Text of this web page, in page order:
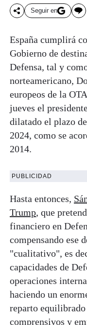
Seguir en
España cumplirá
Gobierno de
Defensa, tal y
norteamericano,
europeos de la
jueves el
dilatado el plazo
2024, como se
2014.
PUBLICIDAD
Hasta entonces,
Trump, que
financiero en
compensando ese
"cualitativo", es
capacidades de
operaciones
haciendo un
reparto equilibrado
comprensivos y